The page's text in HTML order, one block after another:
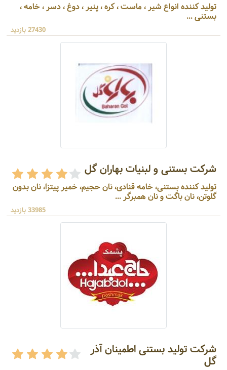
تولید کننده انواع شیر ، ماست ، کره ، پنیر ، دوغ ، دسر ، خامه ،
بستنی ...
27430 بازدید
شرکت بستنی و لبنیات بهاران گل
تولید کننده بستنی، خامه قنادی، نان حجیم، خمیر پیتزا، نان بدون
گلوتن، نان باگت و نان همبرگر ...
33985 بازدید
شرکت تولید بستنی اطمینان آذر
گل